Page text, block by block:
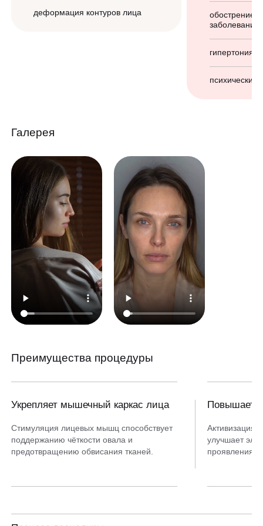
деформация контуров лица
обострение
заболеваний
гипертония
психические
Галерея
Преимущества процедуры
Укрепляет мышечный каркас лица
Стимуляция лицевых мышц способствует
поддержанию чёткости овала и
предотвращению обвисания тканей.
Повышает
Активизация
улучшает
проявления